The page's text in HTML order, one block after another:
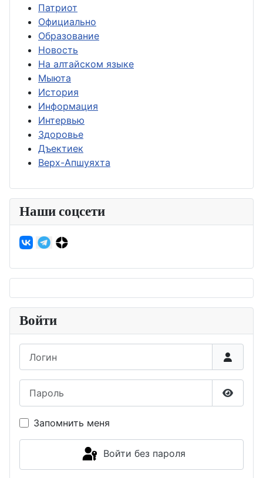
Патриот
Официально
Образование
Новость
На алтайском языке
Мыюта
История
Информация
Интервью
Здоровье
Дъектиек
Верх-Апшуяхта
Наши соцсети
Войти
Запомнить меня
Войти без пароля